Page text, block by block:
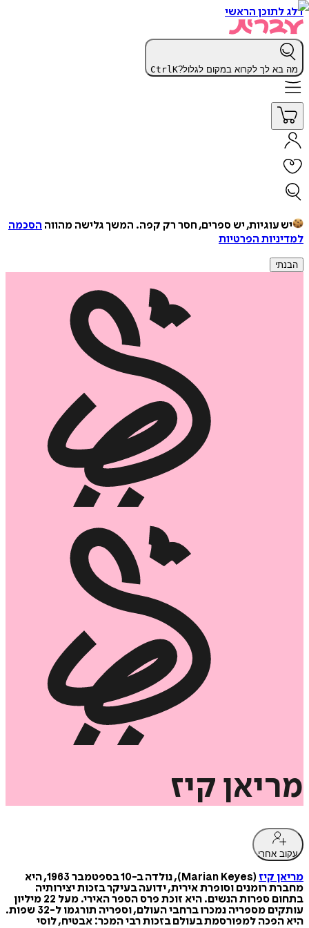
דלג לתוכן הראשי
מה בא לך לקרוא במקום לגלול? CtrlK
יש עוגיות, יש ספרים, חסר רק קפה. המשך גלישה מהווה הסכמה
למדיניות הפרטיות
הבנתי
מריאן קיז
עקוב אחרי
מריאן קיז
(Marian Keyes), נולדה ב-10 בספטמבר 1963, היא
מחברת רומנים וסופרת אירית, ידועה בעיקר בזכות יצירותיה
בתחום ספרות הנשים. היא זוכת פרס הספר האירי. מעל 22 מיליון
עותקים מספריה נמכרו ברחבי העולם, וספריה תורגמו ל-32 שפות.
היא הפכה למפורסמת בעולם בזכות רבי המכר: אבטיח, לוסי